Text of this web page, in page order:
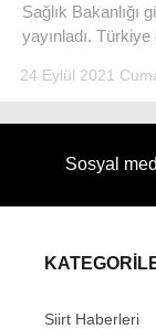
Sağlık Bakanlığı
yayınladı.
24 Eylül 2021
Sosyal
Siirt Haberleri